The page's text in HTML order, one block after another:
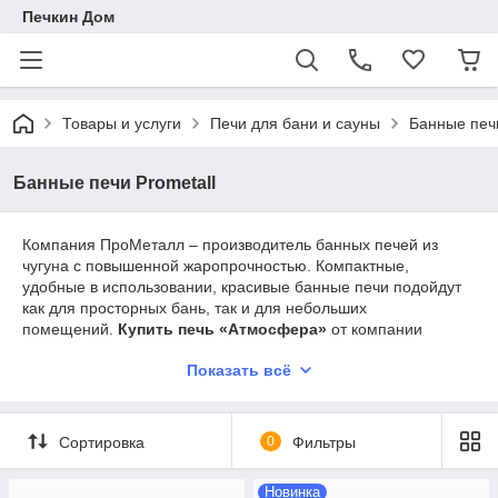
Печкин Дом
Товары и услуги Печи для бани и сауны Банные
Банные печи Prometall
Компания ПроМеталл – производитель банных печей из
чугуна с повышенной жаропрочностью. Компактные,
удобные в использовании, красивые банные печи подойдут
как для просторных бань, так и для небольших
помещений. Купить печь «Атмосфера» от компании
Особенности печей ПроМеталл
применением нескольких инновационных технологий и
Использование чугуна ЧХ-1. В его состав
Показать всё
Сортировка 0 Фильтры
Новинка